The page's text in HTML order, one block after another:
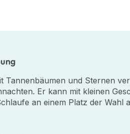
Tannenbäumen und Sternen
Er kann mit kleinen
an einem Platz der Wahl